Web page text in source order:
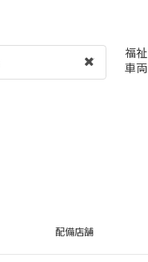
福祉
車両
配備店舗